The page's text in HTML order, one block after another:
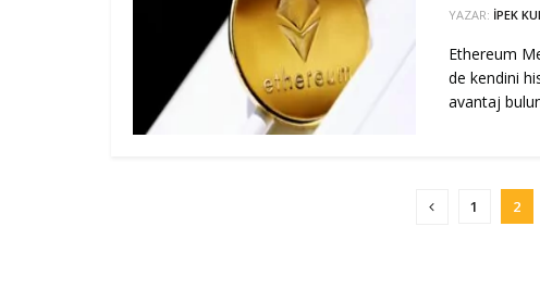
YAZAR: İPEK
Ethereum
de kendini
avantaj
1 2